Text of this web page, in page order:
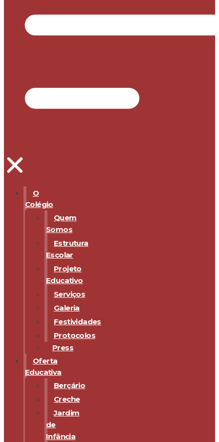
O
Colégio
Quem
Somos
Estrutura
Escolar
Projeto
Educativo
Serviços
Galeria
Festividades
Protocolos
Press
Oferta
Educativa
Berçário
Creche
Jardim
de
Infância